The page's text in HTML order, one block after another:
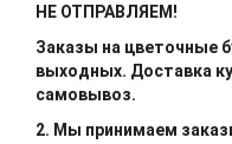
НЕ ОТПРАВЛЯЕМ!
Заказы на цветочные
выходных. Доставка
самовывоз.
2. Мы принимаем